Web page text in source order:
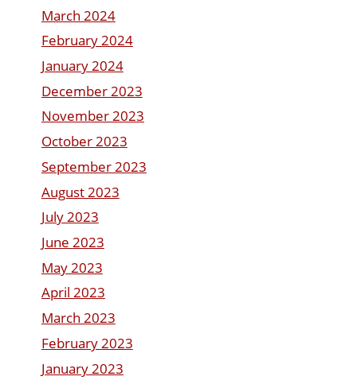
March 2024
February 2024
January 2024
December 2023
November 2023
October 2023
September 2023
August 2023
July 2023
June 2023
May 2023
April 2023
March 2023
February 2023
January 2023